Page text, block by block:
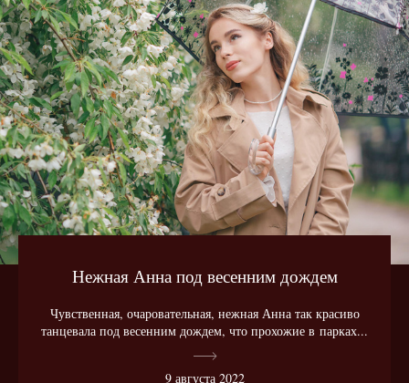
Нежная Анна под весенним дождем
Чувственная, очаровательная, нежная Анна так красиво
танцевала под весенним дождем, что прохожие в парках...
9 августа 2022